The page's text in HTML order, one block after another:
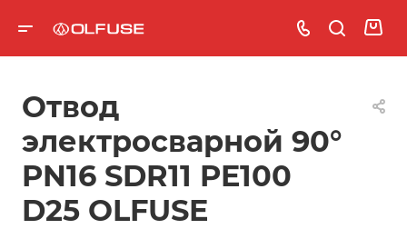
Отвод
электросварной 90°
PN16 SDR11 PE100
D25 OLFUSE